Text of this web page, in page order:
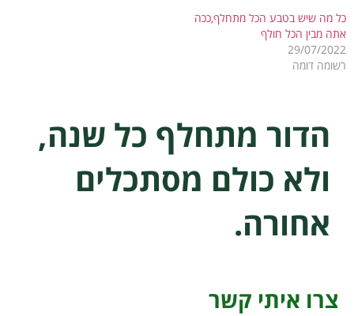
כל מה שיש בטבע הכל מתחלף,ככה
אתה מבין הכל חולף
29/07/2022
רשומה דומה
הדור מתחלף כל שנה,
ולא כולם מסתכלים
אחורה.
צרו איתי קשר